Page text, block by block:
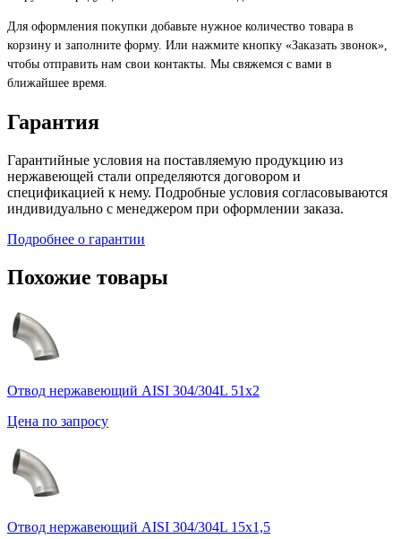
Для оформления покупки добавьте нужное количество товара в
корзину и заполните форму. Или нажмите кнопку «Заказать звонок»,
чтобы отправить нам свои контакты. Мы свяжемся с вами в
ближайшее время.
Гарантия
Гарантийные условия на поставляемую продукцию из
нержавеющей стали определяются договором и
спецификацией к нему. Подробные условия согласовываются
индивидуально с менеджером при оформлении заказа.
Подробнее о гарантии
Похожие товары
Отвод нержавеющий AISI 304/304L 51х2
Цена по запросу
Отвод нержавеющий AISI 304/304L 15х1,5